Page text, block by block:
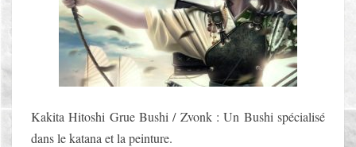
Kakita Hitoshi Grue Bushi / Zvonk : Un Bushi spécialisé
dans le katana et la peinture.